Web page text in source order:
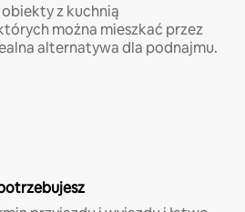
z kuchnią
można mieszkać przez
alternatywa dla podnajmu.